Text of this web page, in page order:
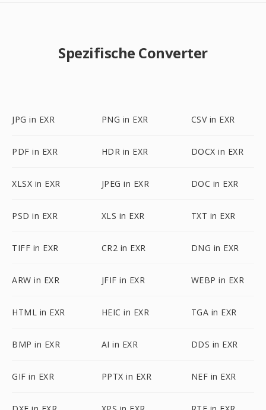
Spezifische Converter
JPG in EXR PNG in EXR CSV in EXR
PDF in EXR HDR in EXR DOCX in EXR
XLSX in EXR JPEG in EXR DOC in EXR
PSD in EXR XLS in EXR TXT in EXR
TIFF in EXR CR2 in EXR DNG in EXR
ARW in EXR JFIF in EXR WEBP in EXR
HTML in EXR HEIC in EXR TGA in EXR
BMP in EXR AI in EXR DDS in EXR
GIF in EXR PPTX in EXR NEF in EXR